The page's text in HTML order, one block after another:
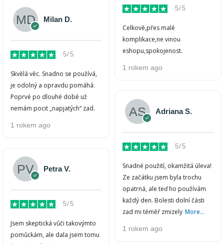
Milan D.
5/5
Skvělá věc. Snadno se používá,
je odolný a opravdu pomáhá.
Poprvé po dlouhé době už
nemám pocit „napjatých“ zad.
1 rokem ago
Petra V.
5/5
Jsem skeptická vůči takovýmto
pomůckám, ale dala jsem tomu
5/5
Celkově,přes malé
komplikace,ne vinou
eshopu,spokojenost.
1 rokem ago
Adriana S.
5/5
Snadné použití, okamžitá úleva!
Ze začátku jsem byla trochu
opatrná, ale teď ho používám
každý den. Bolesti dolní části
zad mi téměř zmizely More...
1 rokem ago